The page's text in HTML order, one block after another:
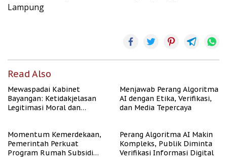
Lampung
Read Also
Mewaspadai Kabinet
Bayangan: Ketidakjelasan
Legitimasi Moral dan
Menjawab Perang Algoritma
AI dengan Etika, Verifikasi,
dan Media Tepercaya
Momentum Kemerdekaan,
Pemerintah Perkuat
Program Rumah Subsidi
Perang Algoritma AI Makin
Kompleks, Publik Diminta
Verifikasi Informasi Digital